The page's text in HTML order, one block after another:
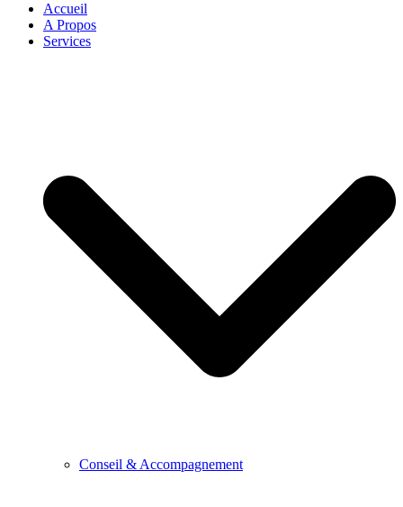
Accueil
A Propos
Services
Conseil & Accompagnement